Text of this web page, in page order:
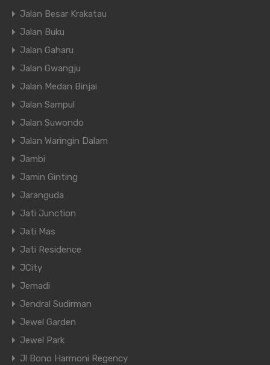
Jalan Besar Krakatau
Jalan Buku
Jalan Gaharu
Jalan Gwangju
Jalan Medan Binjai
Jalan Sampul
Jalan Suwondo
Jalan Waringin Dalam
Jambi
Jamin Ginting
Jaranguda
Jati Junction
Jati Mas
Jati Residence
JCity
Jemadi
Jendral Sudirman
Jewel Garden
Jewel Park
Jl Bono Harmoni Regency